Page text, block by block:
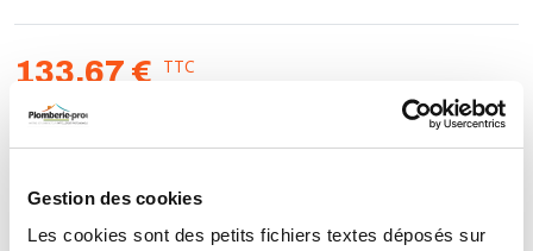
Gestion des cookies
Les cookies sont des petits fichiers textes déposés sur
133,67 € TTC
111,39 €